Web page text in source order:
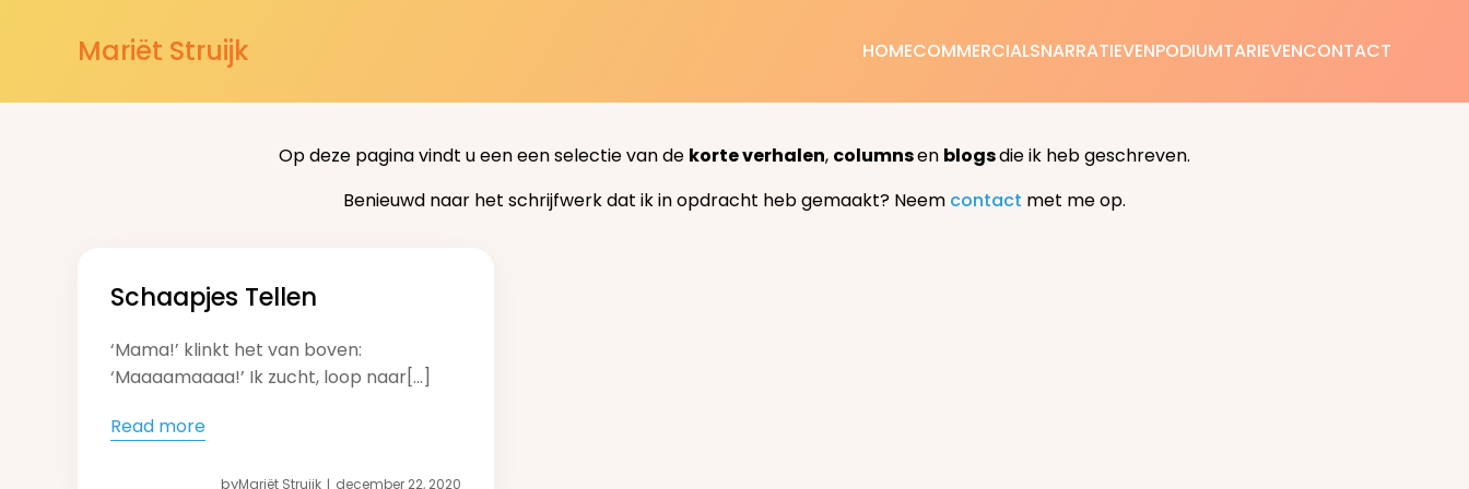
Mariët Struijk HOMECOMMERCIALSNARRATIEVENPODIUMTARIEVENCONTACT
Op deze pagina vindt u een een selectie van de korte verhalen, columnsen blogsdie ik heb geschreven.
Benieuwd naar het schrijfwerk dat ik in opdracht heb gemaakt? Neem contact met me op.
Schaapjes Tellen
‘Mama!’ klinkt het van boven:
‘Maaaamaaaa!’ Ik zucht, loop naar[…]
Read more
byMariët Struijk | december 22, 2020